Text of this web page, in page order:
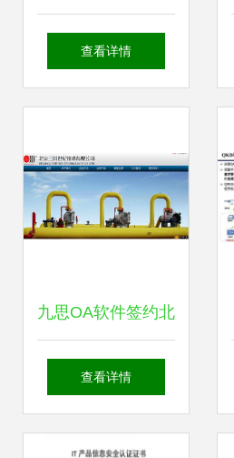
技能 上海黄浦培训
查看详情
九思OA软件签约北
京三川世纪技术，
查看详情